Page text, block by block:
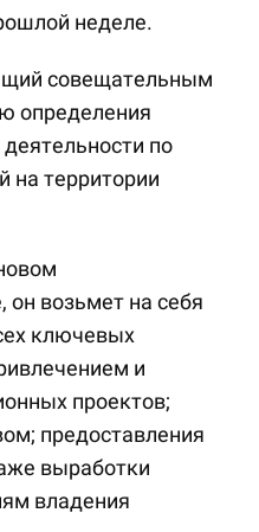
неделе.
совещательным
определения
по
на территории
он возьмет на себя
ключевых
и
проектов;
предоставления
выработки
владения